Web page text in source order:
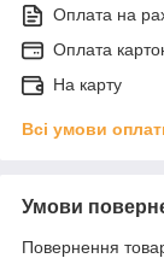
Оплата на
Оплата
На карту
Всі умови
Умови
Повернення